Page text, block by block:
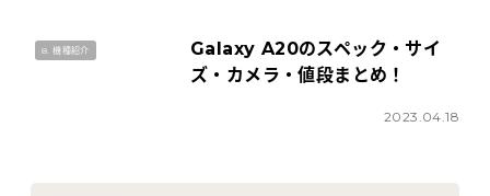
サポートセンター
Galaxy A20のスペック・サイ
ズ・カメラ・値段まとめ！
2023.04.18
8. 機種紹介